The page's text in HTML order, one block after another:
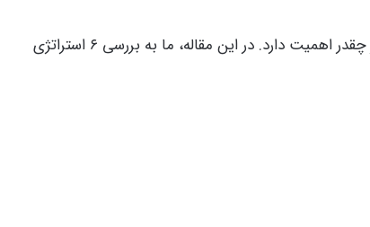
و برقراری ارتباط مؤثر چقدر اهمیت دارد. در این مقاله، ما به بررسی ۶ استراتژی